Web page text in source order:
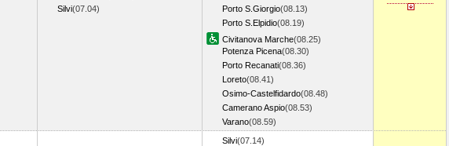
Silvi(07.04)
Porto S.Giorgio(08.13)
Porto S.Elpidio(08.19)
Civitanova Marche(08.25)
Potenza Picena(08.30)
Porto Recanati(08.36)
Loreto(08.41)
Osimo-Castelfidardo(08.48)
Camerano Aspio(08.53)
Varano(08.59)
Silvi(07.14)